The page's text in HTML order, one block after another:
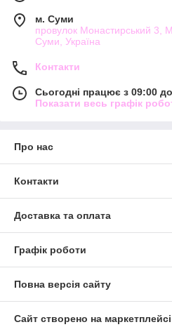
м. Суми
провулок Монастирський 3,
Суми, Україна
Контакти
Сьогодні працює з 09:00
Показати весь графік
Про нас
Контакти
Доставка та оплата
Графік роботи
Повна версія сайту
Сайт створено на маркетплейсі